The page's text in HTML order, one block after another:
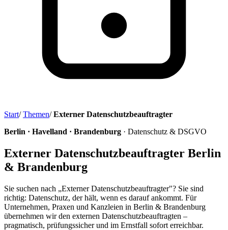
Start/ Themen/ Externer Datenschutzbeauftragter
Berlin · Havelland · Brandenburg · Datenschutz & DSGVO
Externer Datenschutzbeauftragter Berlin
& Brandenburg
Sie suchen nach „Externer Datenschutzbeauftragter"? Sie sind
richtig: Datenschutz, der hält, wenn es darauf ankommt. Für
Unternehmen, Praxen und Kanzleien in Berlin & Brandenburg
übernehmen wir den externen Datenschutzbeauftragten –
pragmatisch, prüfungssicher und im Ernstfall sofort erreichbar.